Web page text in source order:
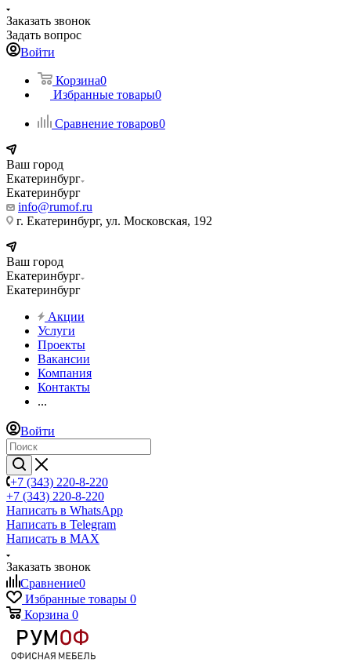
Заказать звонок
Задать вопрос
Войти
Корзина0
Избранные товары0
Сравнение товаров0
Ваш город
Екатеринбург
Екатеринбург
info@rumof.ru
г. Екатеринбург, ул. Московская, 192
Ваш город
Екатеринбург
Екатеринбург
Акции
Услуги
Проекты
Вакансии
Компания
Контакты
...
Войти
+7 (343) 220-8-220
+7 (343) 220-8-220
Написать в WhatsApp
Написать в Telegram
Написать в MAX
Заказать звонок
Сравнение0
Избранные товары 0
Корзина 0